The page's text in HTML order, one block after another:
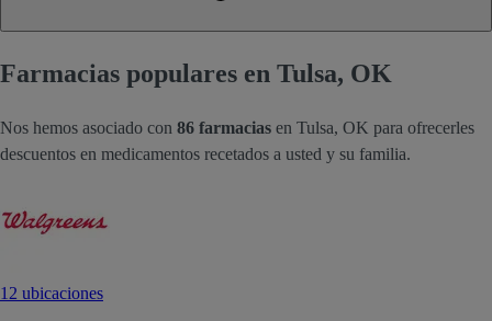
Farmacias populares en Tulsa, OK
Nos hemos asociado con 86 farmacias en Tulsa, OK para ofrecerles
descuentos en medicamentos recetados a usted y su familia.
12 ubicaciones